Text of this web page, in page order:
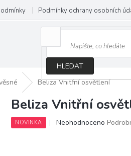
Podmínky ochrany osobních
HLEDAT
Beliza Vnitřní osvětlení
Beliza Vnitřní
NOVINKA
Průměrné
Neohodnoceno